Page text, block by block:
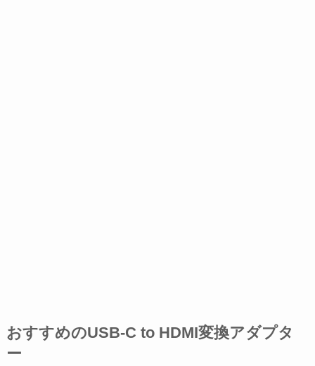
おすすめのUSB-C to HDMI変換アダプタ
ー